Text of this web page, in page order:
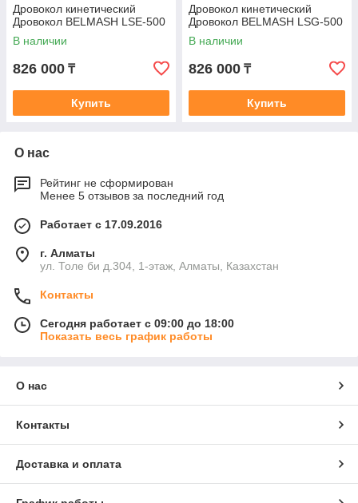
Дровокол кинетический
Дровокол BELMASH LSE-500
В наличии
826 000 ₸
Купить
Дровокол кинетический
Дровокол BELMASH LSG-500
В наличии
826 000 ₸
Купить
О нас
Рейтинг не сформирован
Менее 5 отзывов за последний год
Работает с 17.09.2016
г. Алматы
ул. Толе би д.304, 1-этаж, Алматы, Казахстан
Контакты
Сегодня работает с 09:00 до 18:00
Показать весь график работы
О нас
Контакты
Доставка и оплата